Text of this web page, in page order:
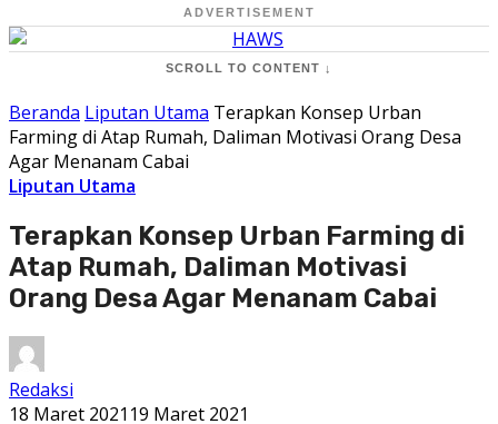
ADVERTISEMENT
SCROLL TO CONTENT ↓
Beranda Liputan Utama Terapkan Konsep Urban
Farming di Atap Rumah, Daliman Motivasi Orang Desa
Agar Menanam Cabai
Liputan Utama
Terapkan Konsep Urban Farming di
Atap Rumah, Daliman Motivasi
Orang Desa Agar Menanam Cabai
Redaksi
18 Maret 2021 19 Maret 2021